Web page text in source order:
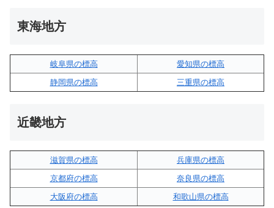
東海地方
岐阜県の標高
愛知県の標高
静岡県の標高
三重県の標高
近畿地方
滋賀県の標高
兵庫県の標高
京都府の標高
奈良県の標高
大阪府の標高
和歌山県の標高